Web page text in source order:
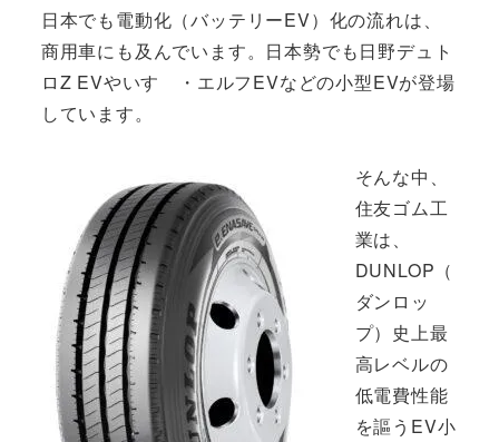
日本でも電動化（バッテリーEV）化の流れは、
商用車にも及んでいます。日本勢でも日野デュト
ロZ EVやいすゞ・エルフEVなどの小型EVが登場
しています。
そんな中、
住友ゴム工
業は、
DUNLOP（
ダンロッ
プ）史上最
高レベルの
低電費性能
を謳うEV小